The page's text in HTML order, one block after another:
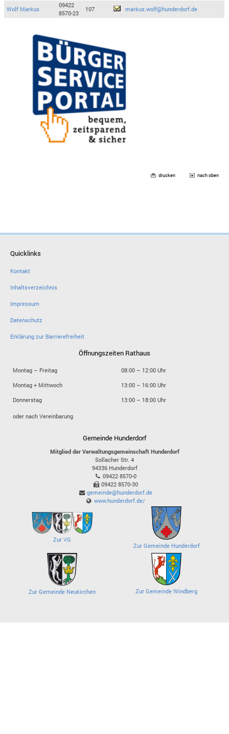
Wolf Markus
09422
8570-23
107 markus.wolf@hunderdorf.de
drucken nach oben
Quicklinks
Kontakt
Inhaltsverzeichnis
Impressum
Datenschutz
Erklärung zur Barrierefreiheit
Öffnungszeiten Rathaus
Montag – Freitag
08:00 – 12:00 Uhr
Montag + Mittwoch
13:00 – 16:00 Uhr
Donnerstag
13:00 – 18:00 Uhr
oder nach Vereinbarung
Gemeinde Hunderdorf
Mitglied der Verwaltungsgemeinschaft Hunderdorf
Sollacher Str. 4
94336 Hunderdorf
09422 8570-0
09422 8570-30
gemeinde@hunderdorf.de
www.hunderdorf.de/
Zur VG
Zur Gemeinde Hunderdorf
Zur Gemeinde Neukirchen Zur Gemeinde Windberg